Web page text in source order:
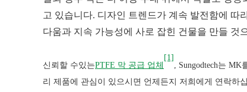
고 있습니다. 디자인 트렌드가 계속 발전함에 따
다움과 지속 가능성에 사로 잡힌 건물을 만들 것
신뢰할 수있는PTFE 막 공급 업체
[1]
, Sungodtech는
리 제품에 관심이 있으시면 언제든지 저희에게 연락하